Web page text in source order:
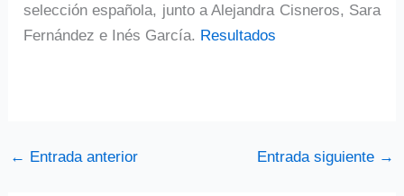
selección española, junto a Alejandra Cisneros, Sara
Fernández e Inés García. Resultados
← Entrada anterior Entrada siguiente →